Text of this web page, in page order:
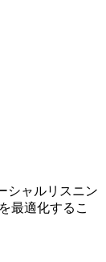
シャルリスニン
最適化するこ